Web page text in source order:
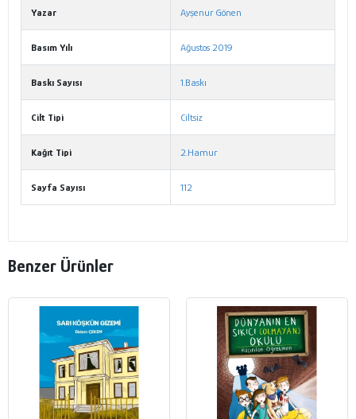
Yazar Ayşenur Gönen
Basım Yılı Ağustos 2019
Baskı Sayısı 1.Baskı
Cilt Tipi Ciltsiz
Kağıt Tipi 2.Hamur
Sayfa Sayısı 112
Benzer Ürünler